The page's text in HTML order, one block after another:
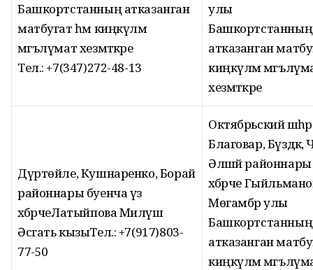
Башкортстанның атказанган
матбугат һәм киңкүләм
мәгълүмат хезмәткәре
Тел.: +7(347)272-48-13
улы
Башкортстанның
атказанган
киңкүләм
хезмәткәре
Дүртөйле, Кушнаренко, Борай
районнары буенча үз
хәбәрчеЛатыйпова Миләүшә
Әсгать кызыТел.: +7(917)803-
77-50
Октябрьский
Благовар, Бүздәк,
Әлшәй районнары
хәбәрче
Мөгамбәр улы
Башкортстанның
атказанган
киңкүләм